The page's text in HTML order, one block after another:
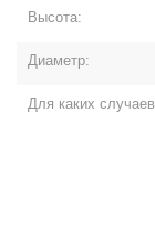
Высота:
Диаметр:
Для каких